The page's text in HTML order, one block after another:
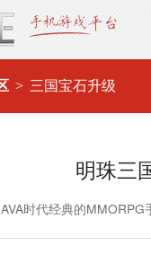
三国宝石升级
明珠三
时代经典的MMORPG